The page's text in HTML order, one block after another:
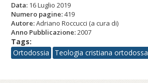
Data: 16 Luglio 2019
Numero pagine:419
Autore:Adriano Roccucci (a cura di)
Anno Pubblicazione:2007
Tags:
Ortodossia
Teologia cristiana ortodossa